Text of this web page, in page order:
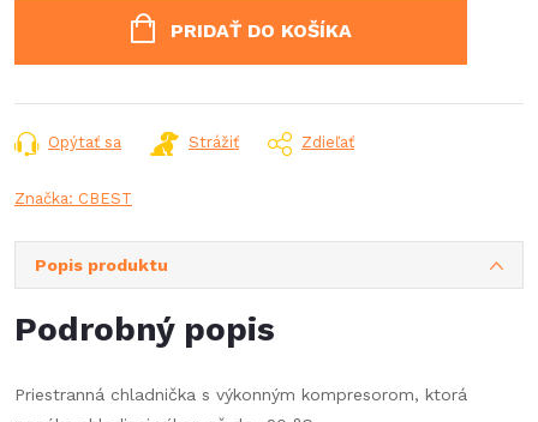
PRIDAŤ DO KOŠÍKA
Opýtať sa Strážiť Zdieľať
Značka: CBEST
Popis produktu
Podrobný popis
Priestranná chladnička s výkonným kompresorom, ktorá